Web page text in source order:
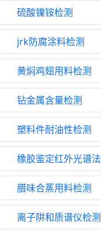
硫酸镍铵检测
jrk防腐涂料检测
黄焖鸡翅用料检测
钻金属含量检测
塑料件耐油性检测
橡胶鉴定红外光谱
腊味合蒸用料检测
离子阱和质谱仪检测